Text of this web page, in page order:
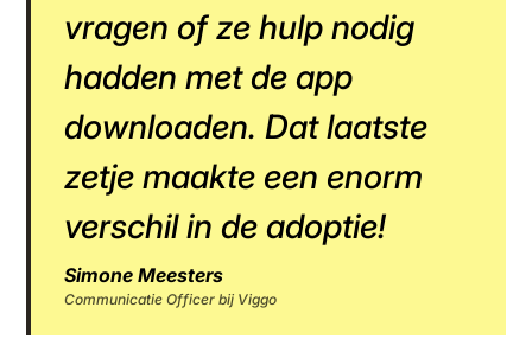
vragen of ze hulp nodig
hadden met de app
downloaden. Dat laatste
zetje maakte een enorm
verschil in de adoptie!
Simone Meesters
Communicatie Officer bij Viggo